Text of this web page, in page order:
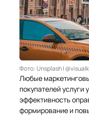
Фото: Unsplash |
Любые
покупателей
эффективность
формирование и